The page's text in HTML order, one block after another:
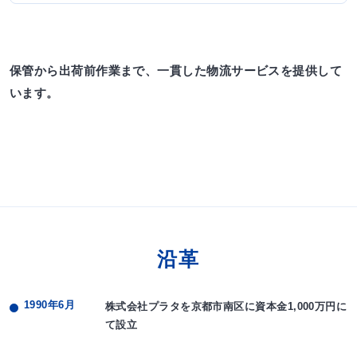
保管から出荷前作業まで、一貫した物流サービスを提供して
います。
沿革
1990年6月
株式会社プラタを京都市南区に資本金1,000万円に
て設立